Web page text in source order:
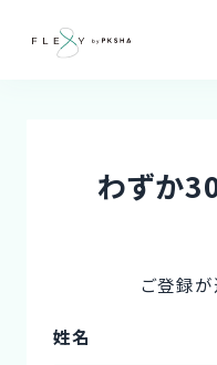
わずか
ご登録
姓名